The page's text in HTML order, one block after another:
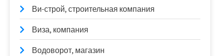
Ви-строй, строительная компания
Виза, компания
Водоворот, магазин